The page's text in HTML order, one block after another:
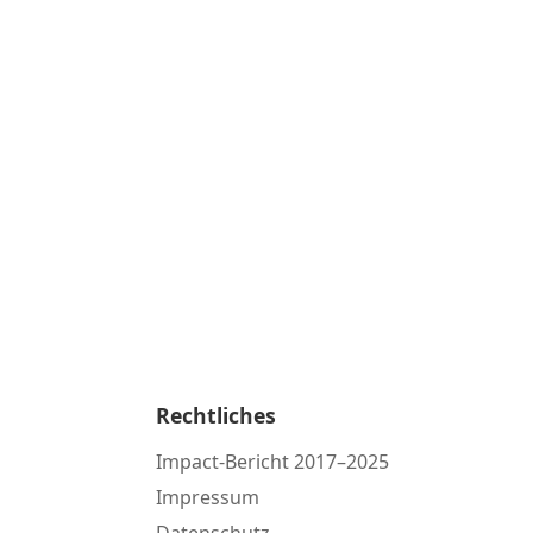
Rechtliches
Impact-Bericht 2017–2025
Impressum